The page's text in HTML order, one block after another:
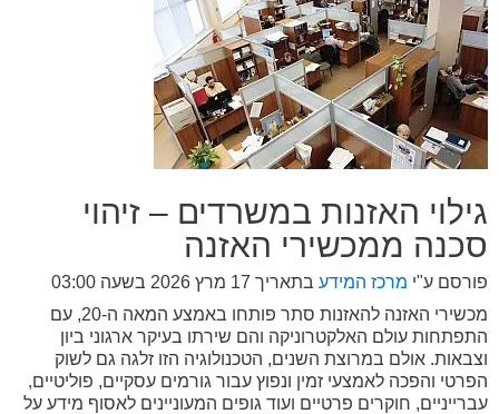
גילוי האזנות במשרדים – זיהוי
סכנה ממכשירי האזנה
פורסם ע"י מרכז המידע בתאריך 17 מרץ 2026 בשעה 03:00
מכשירי האזנה להאזנות סתר פותחו באמצע המאה ה-20, עם
התפתחות עולם האלקטרוניקה והם שירתו בעיקר ארגוני ביון
וצבאות. אולם במרוצת השנים, הטכנולוגיה הזו זלגה גם לשוק
הפרטי והפכה לאמצעי זמין ונפוץ עבור גורמים עסקיים, פוליטיים,
עברייניים, חוקרים פרטיים ועוד גופים המעוניינים לאסוף מידע על